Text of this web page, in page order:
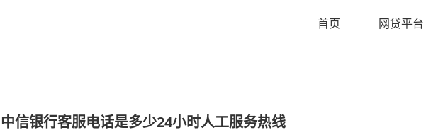
首页 网贷平台
中信银行客服电话是多少24小时人工服务热线